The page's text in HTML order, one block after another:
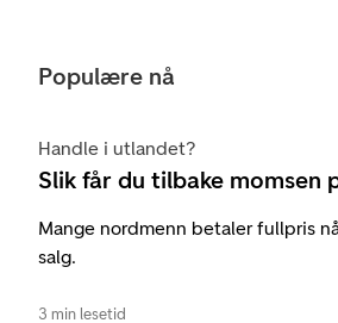
Populære nå
Handle i utlandet?
Slik får du tilbake momsen
Mange nordmenn betaler fullpris
salg.
3 min lesetid